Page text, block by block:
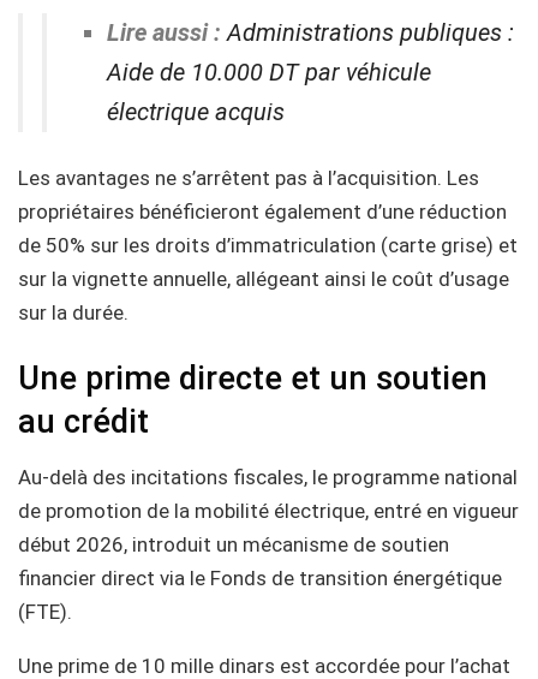
Lire aussi : Administrations publiques :
Aide de 10.000 DT par véhicule
électrique acquis
Les avantages ne s’arrêtent pas à l’acquisition. Les
propriétaires bénéficieront également d’une réduction
de 50% sur les droits d’immatriculation (carte grise) et
sur la vignette annuelle, allégeant ainsi le coût d’usage
sur la durée.
Une prime directe et un soutien
au crédit
Au-delà des incitations fiscales, le programme national
de promotion de la mobilité électrique, entré en vigueur
début 2026, introduit un mécanisme de soutien
financier direct via le Fonds de transition énergétique
(FTE).
Une prime de 10 mille dinars est accordée pour l’achat